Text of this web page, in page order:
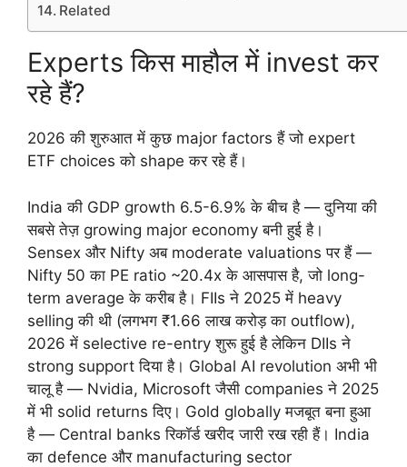
Related
Experts किस माहौल में invest कर
रहे हैं?
2026 की शुरुआत में कुछ major factors हैं जो expert
ETF choices को shape कर रहे हैं।
India की GDP growth 6.5-6.9% के बीच है — दुनिया की
सबसे तेज़ growing major economy बनी हुई है।
Sensex और Nifty अब moderate valuations पर हैं —
Nifty 50 का PE ratio ~20.4x के आसपास है, जो long-
term average के करीब है। FIIs ने 2025 में heavy
selling की थी (लगभग ₹1.66 लाख करोड़ का outflow),
2026 में selective re-entry शुरू हुई है लेकिन DIIs ने
strong support दिया है। Global AI revolution अभी भी
चालू है — Nvidia, Microsoft जैसी companies ने 2025
में भी solid returns दिए। Gold globally मजबूत बना हुआ
है — Central banks रिकॉर्ड खरीद जारी रख रही हैं। India
का defence और manufacturing sector